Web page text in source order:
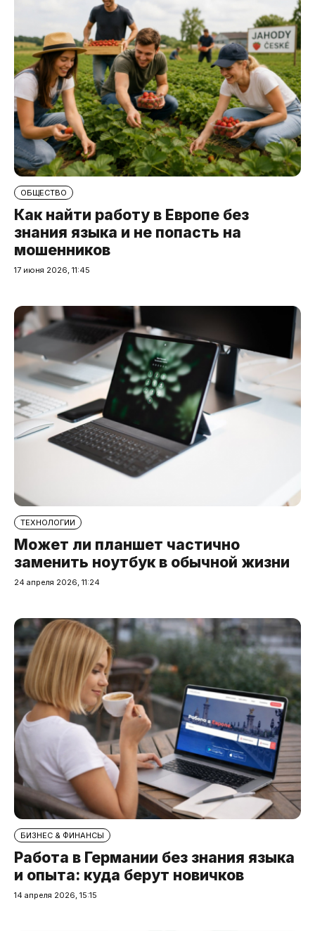
ОБЩЕСТВО
Как найти работу в Европе без
знания языка и не попасть на
мошенников
17 июня 2026, 11:45
ТЕХНОЛОГИИ
Может ли планшет частично
заменить ноутбук в обычной жизни
24 апреля 2026, 11:24
БИЗНЕС & ФИНАНСЫ
Работа в Германии без знания языка
и опыта: куда берут новичков
14 апреля 2026, 15:15